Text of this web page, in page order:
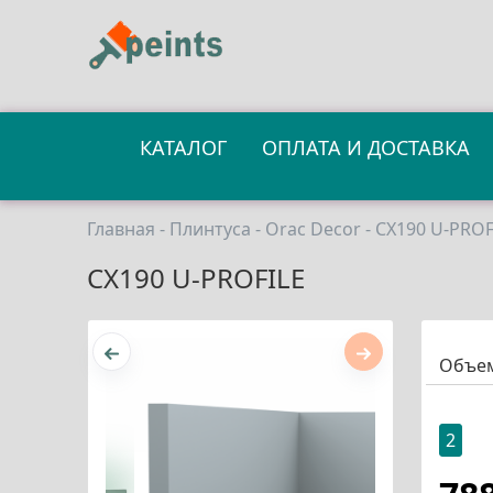
КАТАЛОГ ОПЛАТА И ДОСТАВКА
Главная - Плинтуса - Orac Decor- CX190 U-
CX190 U-PROFILE
2